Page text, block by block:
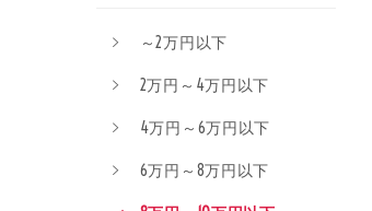
～2万円以下
2万円～4万円以下
4万円～6万円以下
6万円～8万円以下